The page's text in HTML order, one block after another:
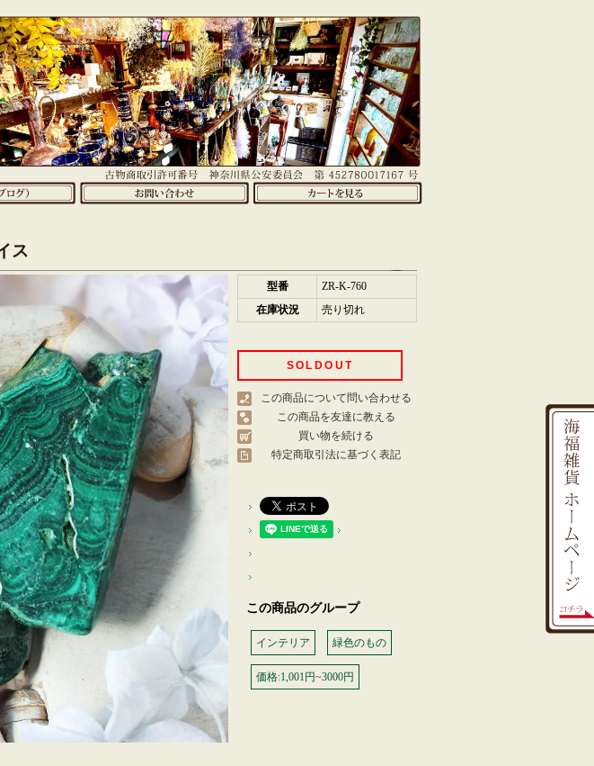
ス
型番
ZR-K-760
在庫状況
売り切れ
SOLDOUT
この商品について問い合わせる
この商品を友達に教える
買い物を続ける
特定商取引法に基づく表記
この商品のグループ
インテリア 緑色のもの
価格:1,001円~3000円